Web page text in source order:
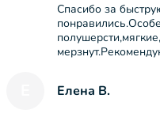
Спасибо за
Елена В.